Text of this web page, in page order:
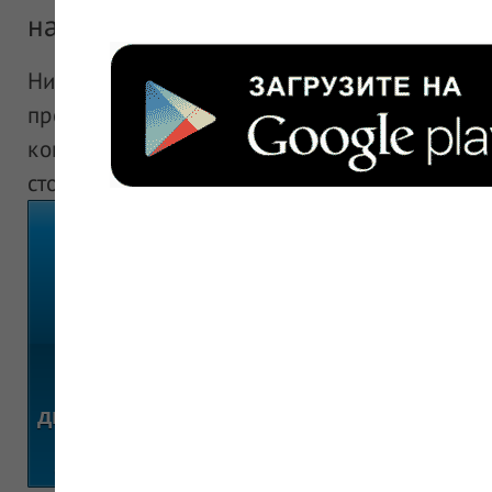
наличие, где купить?
Ниже вы можете найти самые лучшие цены
профилактики дифтерии (с уменьшенным
коклюша (с уменьшенным содержанием
столбняка, комбинированная,
дифтерии (с уменьшенным